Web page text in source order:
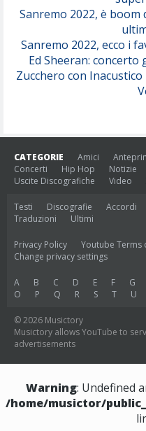
Sanremo 2022, è boom
Sanremo 2022, ecco i
Ed Sheeran:
Zucchero con
CATEGORIE Amici
Concerti
Hip Hop Notizie
Uscite Discografiche
Video
Testi Discografie Accordi
Traduzioni
Ultimi
Privacy Policy Youtube Terms
Change privacy settings
A B C D E F G
O
P Q R S T U
© 2026 Musictory
Musictory allows YouTube to
advertisements
Warning: Undefined
/home/musictor/